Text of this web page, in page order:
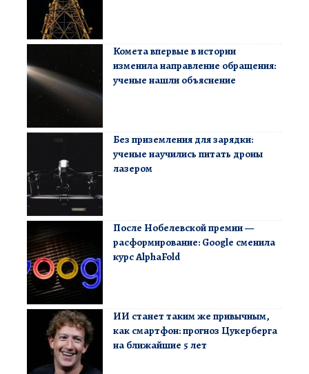
Комета впервые в истории
изменила направление обращения:
ученые нашли объяснение
Без приземления для зарядки:
ученые научились питать дроны
лазером
После Нобелевской премии —
расформирование: Google сменила
курс AlphaFold
ИИ станет таким же привычным,
как смартфон: прогноз Цукерберга
на ближайшие 5 лет